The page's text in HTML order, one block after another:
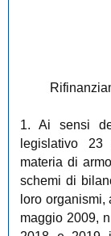
1. Ai sensi
legislativo
materia di
schemi di
loro
maggio 2009,